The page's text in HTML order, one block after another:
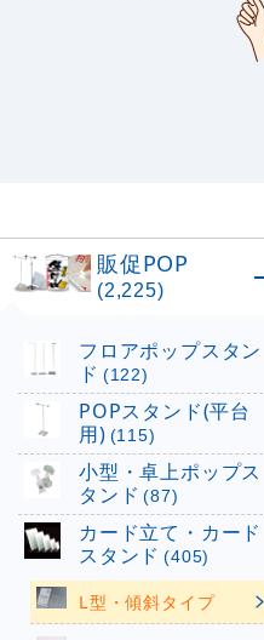
販促POP
(2,225)
フロアポップスタン
ド (122)
POPスタンド(平台
用) (115)
小型・卓上ポップス
タンド (87)
カード立て・カード
スタンド (405)
L型・傾斜タイプ